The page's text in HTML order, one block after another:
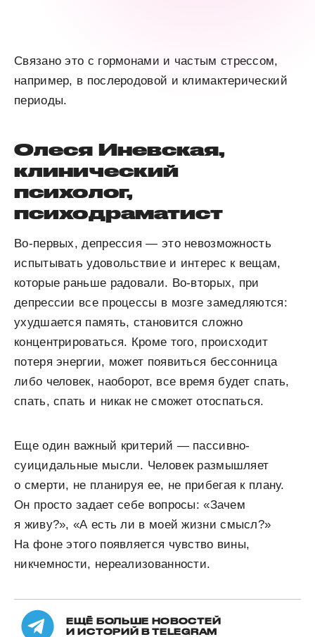
Связано это с гормонами и частым стрессом,
например, в послеродовой и климактерический
периоды.
Олеся Иневская,
клинический
психолог,
психодраматист
Во-первых, депрессия — это невозможность
испытывать удовольствие и интерес к вещам,
которые раньше радовали. Во-вторых, при
депрессии все процессы в мозге замедляются:
ухудшается память, становится сложно
концентрироваться. Кроме того, происходит
потеря энергии, может появиться бессонница
либо человек, наоборот, все время будет спать,
спать, спать и никак не сможет отоспаться.
Еще один важный критерий — пассивно-
суицидальные мысли. Человек размышляет
о смерти, не планируя ее, не прибегая к плану.
Он просто задает себе вопросы: «Зачем
я живу?», «А есть ли в моей жизни смысл?»
На фоне этого появляется чувство вины,
никчемности, нереализованности.
ЕЩЁ БОЛЬШЕ НОВОСТЕЙ
И ИСТОРИЙ В TELEGRAM